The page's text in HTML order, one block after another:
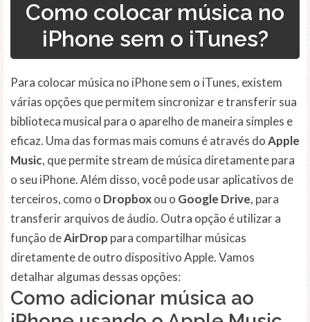
Como colocar música no
iPhone sem o iTunes?
Para colocar música no iPhone sem o iTunes, existem
várias opções que permitem sincronizar e transferir sua
biblioteca musical para o aparelho de maneira simples e
eficaz. Uma das formas mais comuns é através doApple
Music, que permite stream de música diretamente para
o seu iPhone. Além disso, você pode usar aplicativos de
terceiros, como o Dropboxou o Google Drive, para
transferir arquivos de áudio. Outra opção é utilizar a
função deAirDrop para compartilhar músicas
diretamente de outro dispositivo Apple. Vamos
detalhar algumas dessas opções:
Como adicionar música ao